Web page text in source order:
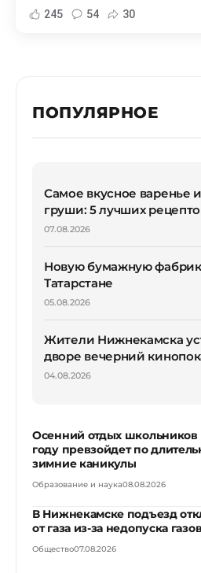
245 54 30
ПОПУЛЯРНОЕ
Самое вкусное варенье
груши: 5 лучших
07.08.2026
Новую бумажную
Татарстане
05.08.2026
Жители Нижнекамска
дворе вечерний
04.08.2026
Осенний отдых школьников
году превзойдет по
зимние каникулы
Образование и наука08.08.2026
В Нижнекамске подъезд
от газа из-за недопуска
Общество07.08.2026